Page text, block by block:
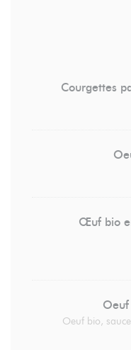
Courgettes
Œuf bio
Oeuf bio,